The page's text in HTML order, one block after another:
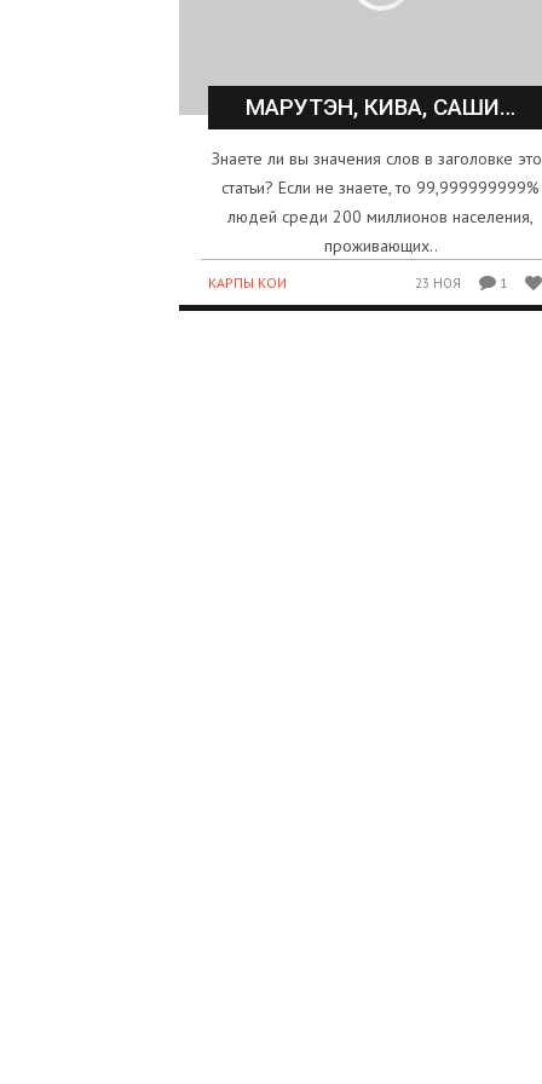
МАРУТЭН, КИВА, САШИ…
Знаете ли вы значения слов в заголовке
статьи? Если не знаете, то 99,999999999%
людей среди 200 миллионов населения,
проживающих..
КАРПЫ КОИ 23 НОЯ 1